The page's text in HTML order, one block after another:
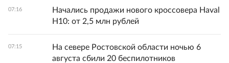
07:16
Начались продажи нового кроссовера Haval
H10: от 2,5 млн рублей
07:15
На севере Ростовской области ночью 6
августа сбили 20 беспилотников